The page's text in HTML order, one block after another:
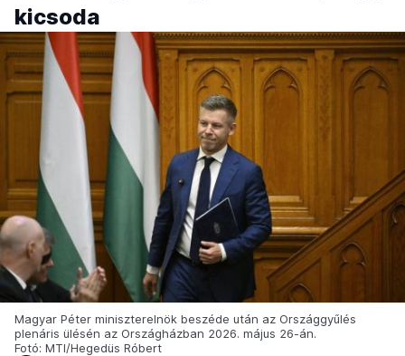
kicsoda
Magyar Péter miniszterelnök beszéde után az Országgyűlés
plenáris ülésén az Országházban 2026. május 26-án.
Fotó: MTI/Hegedüs Róbert